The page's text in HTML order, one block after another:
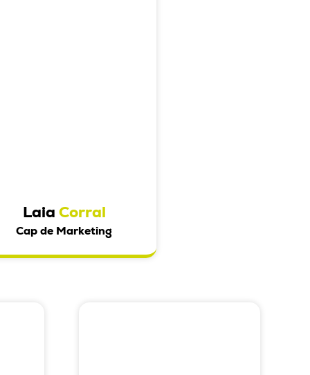
Laia Corral
Cap de Marketing